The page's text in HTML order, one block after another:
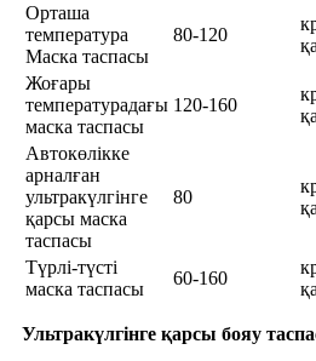
Орташа
температура
Маска таспасы
80-120
Жоғары
температурадағы
маска таспасы
120-160
Автокөлікке
арналған
ультракүлгінге
қарсы маска
таспасы
80
Түрлі-түсті
маска таспасы
60-160
Ультракүлгінге қарсы бояу